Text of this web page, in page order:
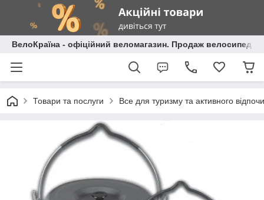
ВелоКраїна - офіційний веломагазин. Продаж велосипедів
Товари та послуги Все для туризму та активного